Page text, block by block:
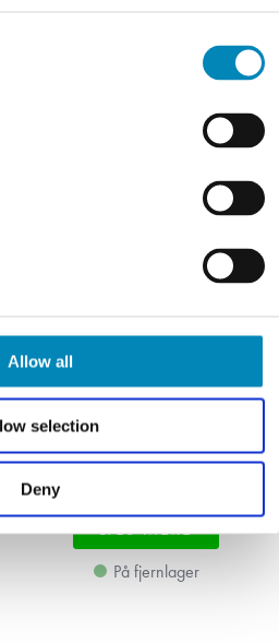
Allow all
selection
Deny
Skuffeindsats-sæt til 60 cm
badvaskeskuffe
LÆS MERE
På fjernlager